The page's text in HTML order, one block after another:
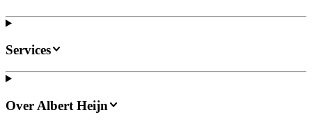
Services
Over Albert Heijn